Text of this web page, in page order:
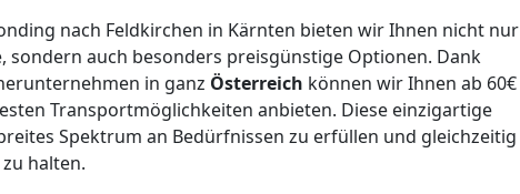
nach Feldkirchen in Kärnten bieten wir Ihnen nicht nur
sondern auch besonders preisgünstige Optionen. Dank
in ganz Österreich können wir Ihnen ab 60€
Transportmöglichkeiten anbieten. Diese einzigartige
Spektrum an Bedürfnissen zu erfüllen und gleichzeitig
halten.